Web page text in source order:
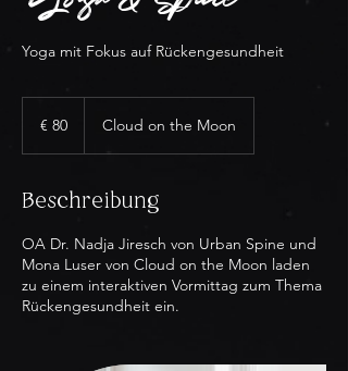
Yoga mit Fokus auf Rückengesundheit
€ 80 Cloud on the Moon
Beschreibung
OA Dr. Nadja Jiresch von Urban Spine und
Mona Luser von Cloud on the Moon laden
zu einem interaktiven Vormittag zum Thema
Rückengesundheit ein.